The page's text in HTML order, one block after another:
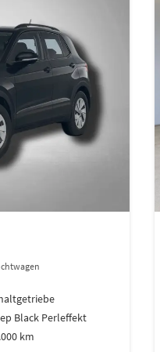
Black Perleffekt
km